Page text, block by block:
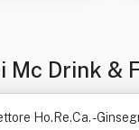
Mc Drink &
Ho.Re.Ca. -